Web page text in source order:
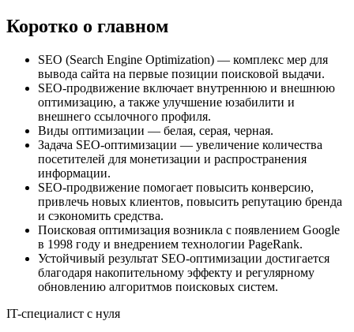
Коротко о главном
SEO (Search Engine Optimization) — комплекс мер для
вывода сайта на первые позиции поисковой выдачи.
SEO-продвижение включает внутреннюю и внешнюю
оптимизацию, а также улучшение юзабилити и
внешнего ссылочного профиля.
Виды оптимизации — белая, серая, черная.
Задача SEO-оптимизации — увеличение количества
посетителей для монетизации и распространения
информации.
SEO-продвижение помогает повысить конверсию,
привлечь новых клиентов, повысить репутацию бренда
и сэкономить средства.
Поисковая оптимизация возникла с появлением Google
в 1998 году и внедрением технологии PageRank.
Устойчивый результат SEO-оптимизации достигается
благодаря накопительному эффекту и регулярному
обновлению алгоритмов поисковых систем.
IT-специалист с нуля